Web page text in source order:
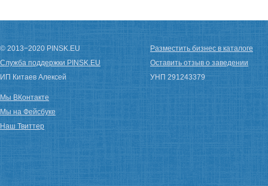
© 2013−2020 PINSK.EU
Служба поддержки PINSK.EU
ИП Китаев Алексей
Разместить бизнес в каталоге
Оставить отзыв о заведении
УНП 291243379
Мы ВКонтакте
Мы на Фейсбуке
Наш Твиттер